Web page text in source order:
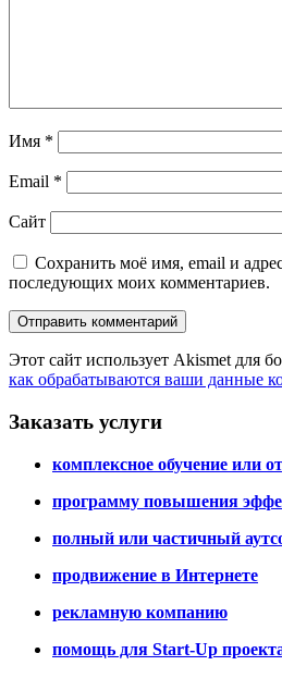
Имя *
Email *
Сайт
Сохранить моё имя, email и
последующих моих комментариев.
Этот сайт использует Akismet для
как обрабатываются ваши данные
Заказать услуги
комплексное обучение или
программу повышения
полный или частичный
продвижение в Интернете
рекламную компанию
помощь для Start-Up